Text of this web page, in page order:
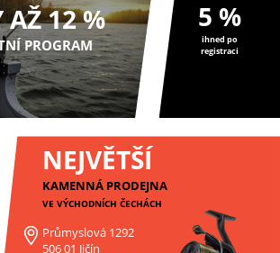
AŽ 12 %
PROGRAM
5 %
ihned po
registraci
NEJVĚTŠÍ
KAMENNÁ PRODEJNA
VE VÝCHODNÍCH ČECHÁCH
Průmyslová 1292
506 01 Jičín